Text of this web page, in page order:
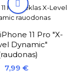

11 Pro "X-
Dynamic"
Kaina
7,99 €